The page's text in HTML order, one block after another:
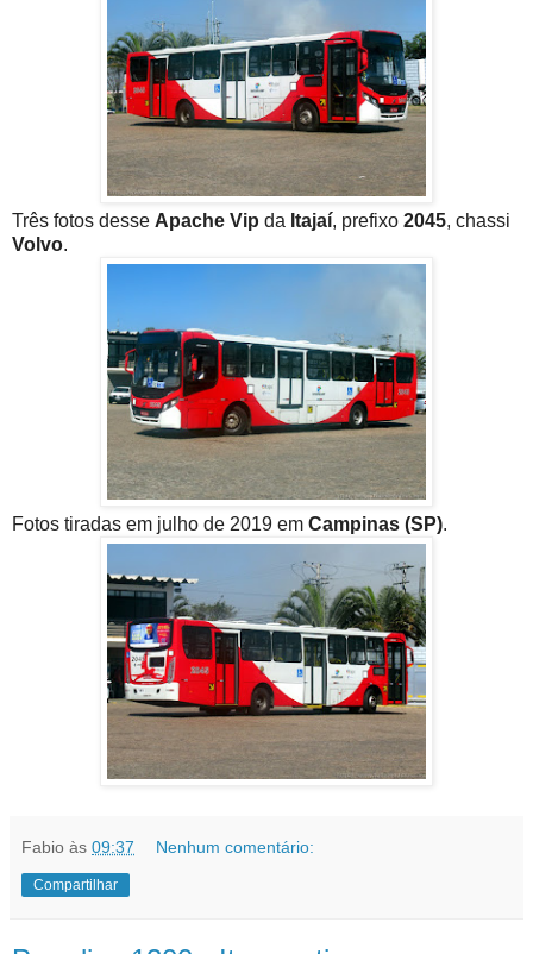
Três fotos desse Apache Vip da Itajaí, prefixo 2045, chassi
Volvo.
Fotos tiradas em julho de 2019 em Campinas (SP).
Fabio às 09:37 Nenhum comentário:
Compartilhar